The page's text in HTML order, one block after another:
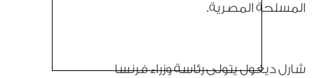
المسلحة المصرية.
شارل ديغول يتولى رئاسة وزراء فرنسا